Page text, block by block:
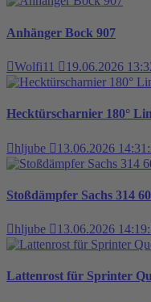
Anhänger Bock 907
Wolfi11 19.06.2026
Hecktürscharnier 180°
hljube 13.06.2026
Stoßdämpfer Sachs 314
hljube 13.06.2026
Lattenrost für Sprinter